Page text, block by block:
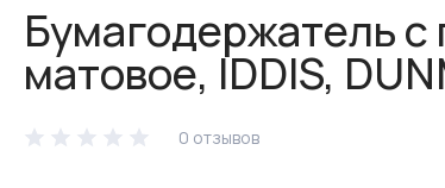
Душевые аксессуары
Бумагодержатель
матовое, IDDIS,
0 отзывов